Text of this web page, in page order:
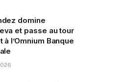
domine
et passe au tour
à l’Omnium Banque